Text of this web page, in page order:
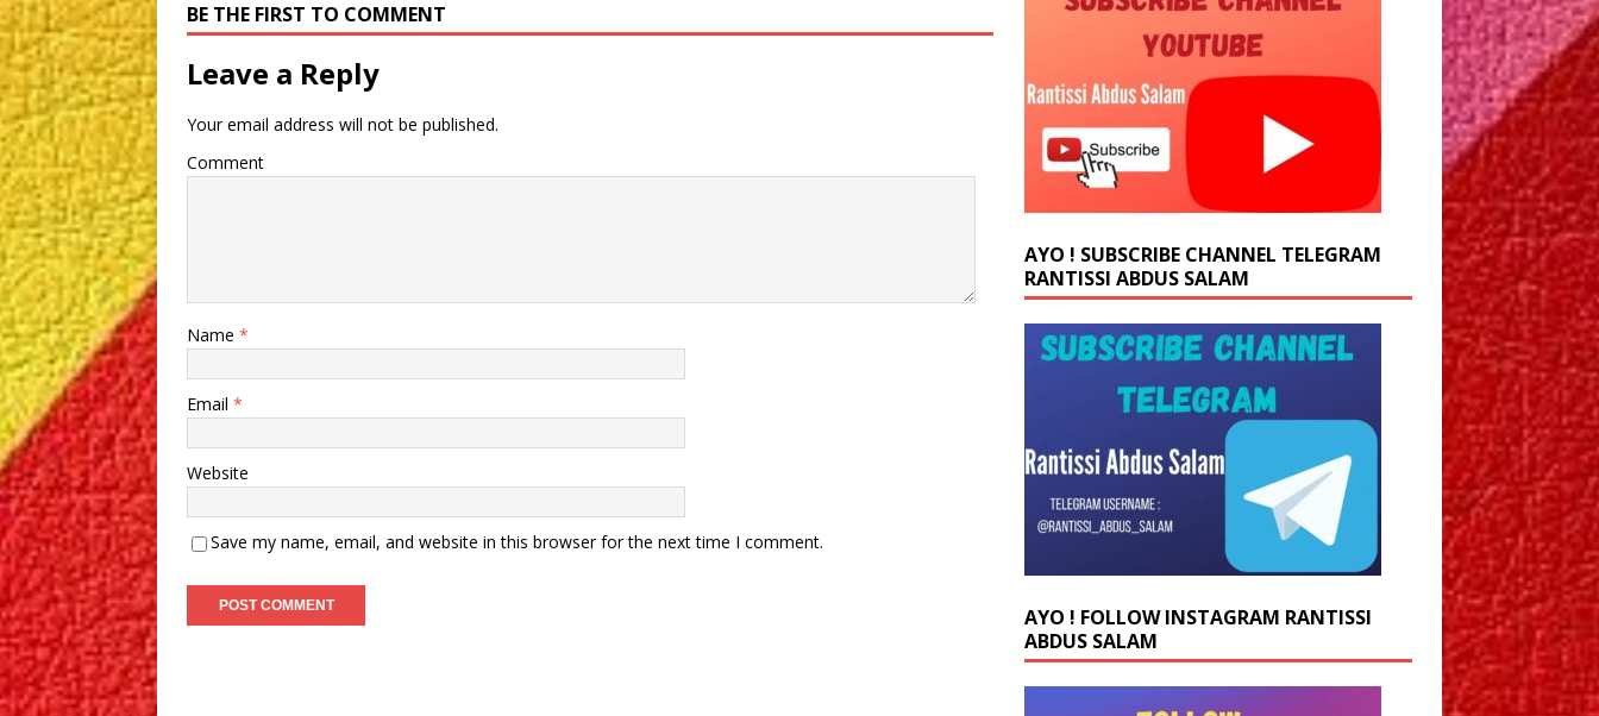
BE THE FIRST TO COMMENT
Leave a Reply
Your email address will not be published.
Comment
Name *
Email *
Website
Save my name, email, and website in this browser for the next time I comment.
AYO ! SUBSCRIBE CHANNEL TELEGRAM
RANTISSI ABDUS SALAM
AYO ! FOLLOW INSTAGRAM RANTISSI
ABDUS SALAM